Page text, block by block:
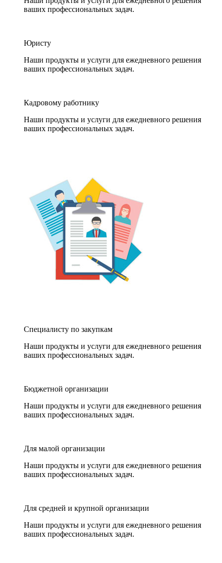
ваших профессиональных задач.
Юристу
Наши продукты и услуги для ежедневного решения
ваших профессиональных задач.
Кадровому работнику
Наши продукты и услуги для ежедневного решения
ваших профессиональных задач.
Специалисту по закупкам
Наши продукты и услуги для ежедневного решения
ваших профессиональных задач.
Бюджетной организации
Наши продукты и услуги для ежедневного решения
ваших профессиональных задач.
Для малой организации
Наши продукты и услуги для ежедневного решения
ваших профессиональных задач.
Для средней и крупной организации
Наши продукты и услуги для ежедневного решения
ваших профессиональных задач.